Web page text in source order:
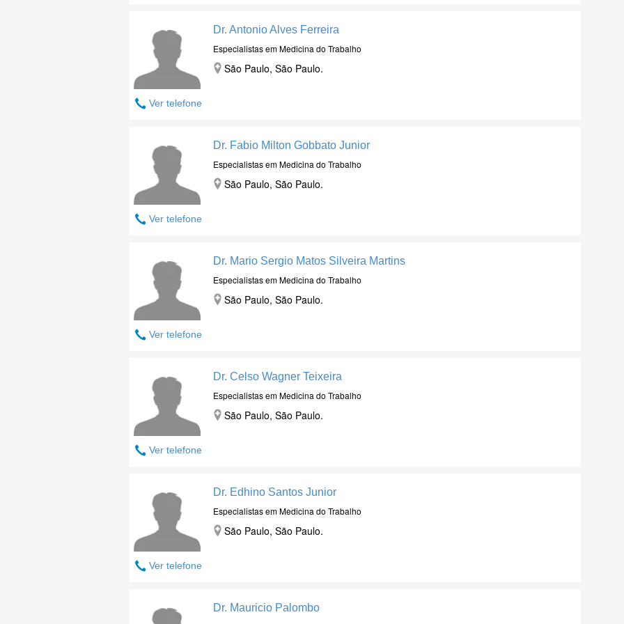
Ver telefone
Dr. Antonio Alves Ferreira
Especialistas em Medicina do Trabalho
São Paulo, São Paulo.
Ver telefone
Dr. Fabio Milton Gobbato Junior
Especialistas em Medicina do Trabalho
São Paulo, São Paulo.
Ver telefone
Dr. Mario Sergio Matos Silveira Martins
Especialistas em Medicina do Trabalho
São Paulo, São Paulo.
Ver telefone
Dr. Celso Wagner Teixeira
Especialistas em Medicina do Trabalho
São Paulo, São Paulo.
Ver telefone
Dr. Edhino Santos Junior
Especialistas em Medicina do Trabalho
São Paulo, São Paulo.
Dr. Mauricio Palombo